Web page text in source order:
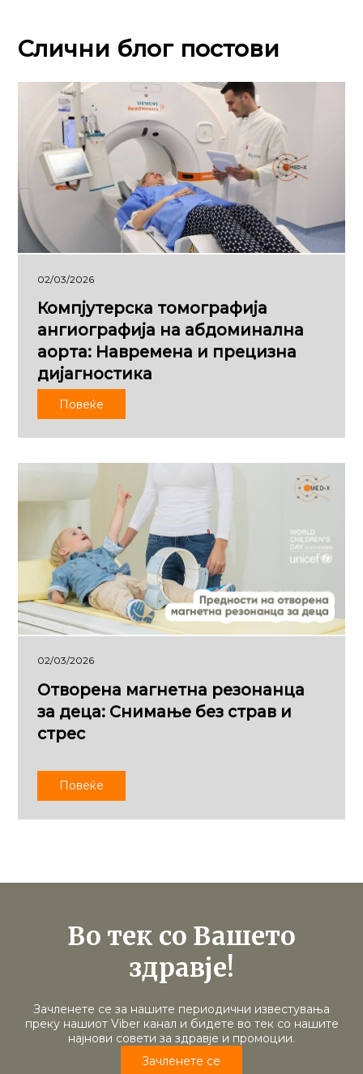
Слични блог постови
02/03/2026
Компјутерска томографија
ангиографија на абдоминална
аорта: Навремена и прецизна
дијагностика
Повеќе
02/03/2026
Отворена магнетна резонанца
за деца: Снимање без страв и
стрес
Повеќе
Во тек со Вашето
здравје!
Зачленете се за нашите периодични известувања
преку нашиот Viber канал и бидете во тек со нашите
најнови совети за здравје и промоции.
Зачленете се